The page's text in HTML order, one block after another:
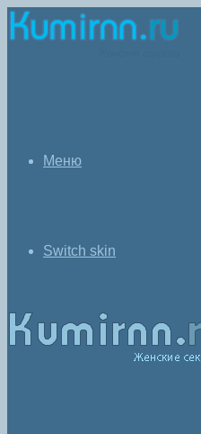
Меню
Switch skin